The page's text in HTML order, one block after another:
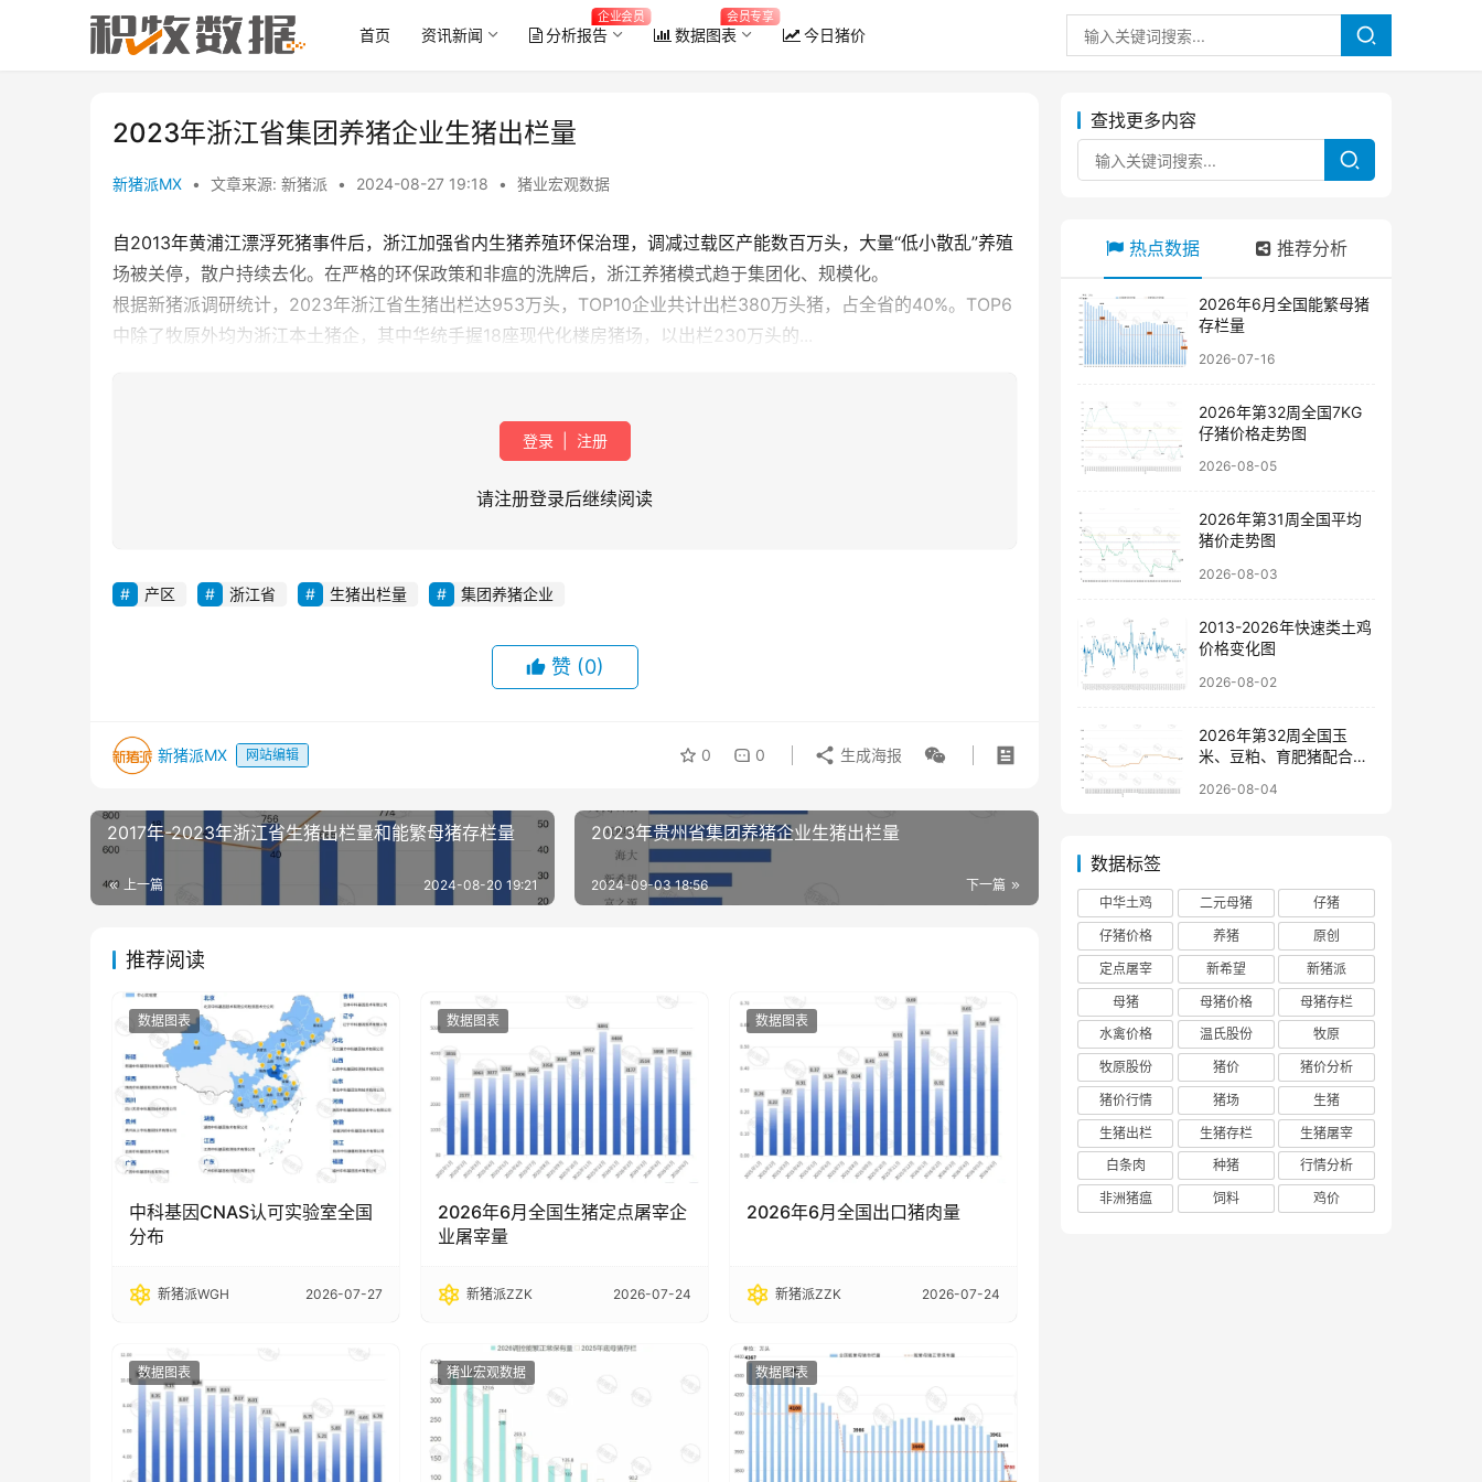
首页 资讯新闻 分析报告
企业会员
数据图表
会员专享
今日猪价
2023年浙江省集团养猪企业生猪出栏量
新猪派MX • 文章来源: 新猪派 • 2024-08-27 19:18 • 猪业宏观数据
自2013年黄浦江漂浮死猪事件后，浙江加强省内生猪养殖环保治理，调减过载区产能数百万头，大量“低小散乱”养殖
场被关停，散户持续去化。在严格的环保政策和非瘟的洗牌后，浙江养猪模式趋于集团化、规模化。
根据新猪派调研统计，2023年浙江省生猪出栏达953万头，TOP10企业共计出栏380万头猪，占全省的40%。TOP6
中除了牧原外均为浙江本土猪企，其中华统手握18座现代化楼房猪场，以出栏230万头的...
登录 注册
请注册登录后继续阅读
产区 浙江省 生猪出栏量 集团养猪企业
赞 (0)
新猪派MX 网站编辑 0 0 生成海报
2017年-2023年浙江省生猪出栏量和能繁母猪存栏量
上一篇 2024-08-20 19:21
2023年贵州省集团养猪企业生猪出栏量
下一篇
2024-09-03 18:56
推荐阅读
数据图表
中科基因CNAS认可实验室全国
分布
新猪派WGH 2026-07-27
数据图表
2026年6月全国生猪定点屠宰企
业屠宰量
新猪派ZZK 2026-07-24
数据图表
2026年6月全国出口猪肉量
新猪派ZZK 2026-07-24
数据图表 猪业宏观数据 数据图表
查找更多内容
热点数据 推荐分析
2026年6月全国能繁母猪
存栏量
2026-07-16
2026年第32周全国7KG
仔猪价格走势图
2026-08-05
2026年第31周全国平均
猪价走势图
2026-08-03
2013-2026年快速类土鸡
价格变化图
2026-08-02
2026年第32周全国玉
米、豆粕、育肥猪配合饲
2026-08-04
数据标签
中华土鸡 二元母猪
仔猪
仔猪价格
养猪
原创
定点屠宰
新希望
新猪派
母猪
母猪价格
母猪存栏
水禽价格
温氏股份
牧原
牧原股份
猪价
猪价分析
猪价行情
猪场
生猪
生猪出栏
生猪存栏
生猪屠宰
白条肉
种猪
行情分析
非洲猪瘟
饲料 鸡价